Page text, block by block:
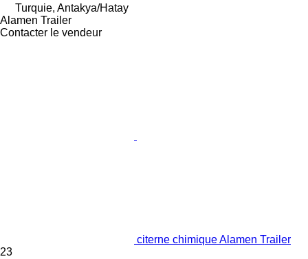
Turquie, Antakya/Hatay
Alamen Trailer
Contacter le vendeur
citerne chimique Alamen Trailer
23